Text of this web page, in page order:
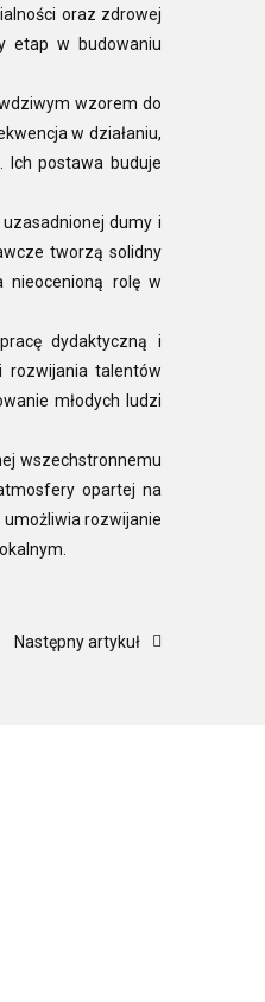
oraz zdrowej
etap w budowaniu
wzorem do
w działaniu,
Ich postawa buduje
dumy i
tworzą solidny
nieocenioną rolę w
dydaktyczną i
rozwijania talentów
młodych ludzi
wszechstronnemu
opartej na
umożliwia rozwijanie
Następny artykuł